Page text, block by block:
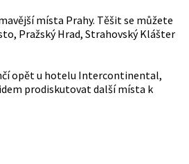
místa Prahy. Těšit se můžete
Pražský Hrad, Strahovský Klášter
opět u hotelu Intercontinental,
prodiskutovat další místa k